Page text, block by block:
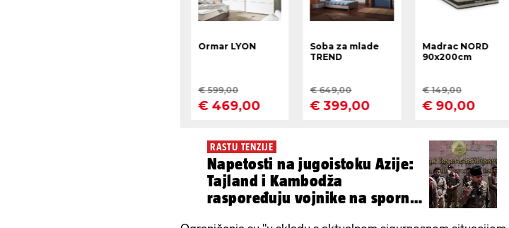
RASTU TENZIJE
Napetosti na jugoistoku Azije:
Tajland i Kambodža
raspoređuju vojnike na spornoj